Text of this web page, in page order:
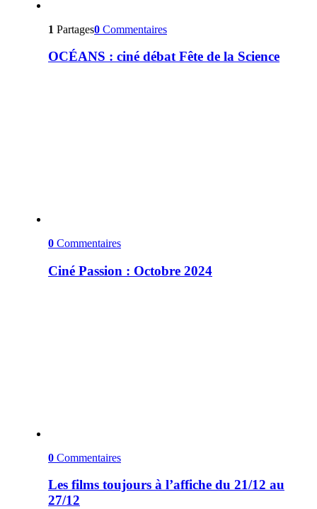
1 Partages0 Commentaires
OCÉANS : ciné débat Fête de la Science
0 Commentaires
Ciné Passion : Octobre 2024
0 Commentaires
Les films toujours à l’affiche du 21/12 au
27/12